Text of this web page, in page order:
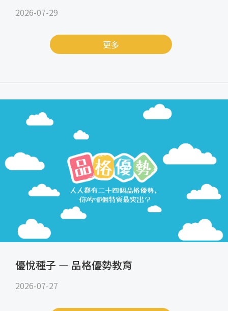
2026-07-29
更多
優悅種子 — 品格優勢教育
2026-07-27